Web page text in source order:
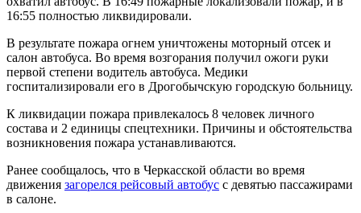
16:55 полностью ликвидировали.
В результате пожара огнем уничтожены моторный отсек и
салон автобуса. Во время возгорания получил ожоги руки
первой степени водитель автобуса. Медики
госпитализировали его в Дрогобычскую городскую больницу.
К ликвидации пожара привлекалось 8 человек личного
состава и 2 единицы спецтехники. Причины и обстоятельства
возникновения пожара устанавливаются.
Ранее сообщалось, что в Черкасской области во время
движения загорелся рейсовый автобус с девятью пассажирами
в салоне.